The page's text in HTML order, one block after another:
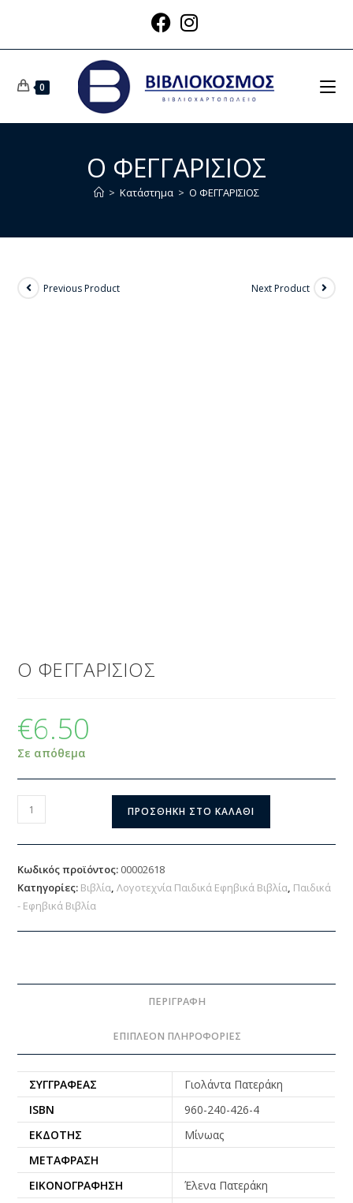
0
Ο ΦΕΓΓΑΡΙΣΙΟΣ
> Κατάστημα > Ο ΦΕΓΓΑΡΙΣΙΟΣ
Previous Product Next Product
Ο ΦΕΓΓΑΡΙΣΙΟΣ
€6.50
Σε απόθεμα
ΠΡΟΣΘΉΚΗ ΣΤΟ ΚΑΛΆΘΙ
Κωδικός προϊόντος: 00002618
Κατηγορίες: Βιβλία,Λογοτεχνία Παιδικά Εφηβικά Βιβλία, Παιδικά
- Εφηβικά Βιβλία
ΠΕΡΙΓΡΑΦΉ
ΕΠΙΠΛΈΟΝ ΠΛΗΡΟΦΟΡΊΕΣ
ΣΥΓΓΡΑΦΈΑΣ
Γιολάντα Πατεράκη
ISBN
960-240-426-4
ΕΚΔΌΤΗΣ
Μίνωας
ΜΕΤΆΦΡΑΣΗ
ΕΙΚΟΝΟΓΡΆΦΗΣΗ
Έλενα Πατεράκη